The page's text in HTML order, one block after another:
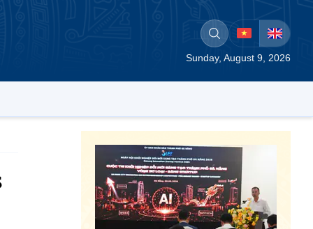
Sunday, August 9, 2026